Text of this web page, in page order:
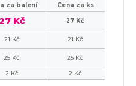
za balení
Cena za ks
Kč
27 Kč
21 Kč
21 Kč
25 Kč
25 Kč
2 Kč 2 Kč